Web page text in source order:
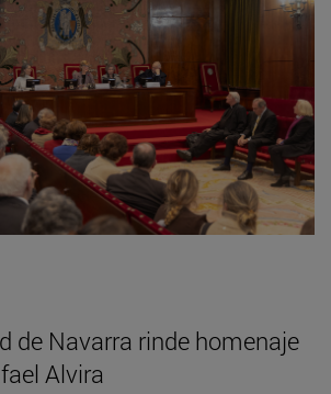
de Navarra rinde homenaje
Alvira